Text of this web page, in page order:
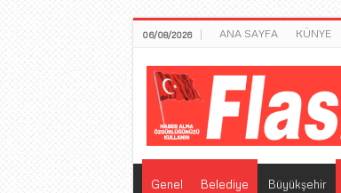
06/08/2026 ANA SAYFA KÜNYE
Genel Belediye Büyükşehir